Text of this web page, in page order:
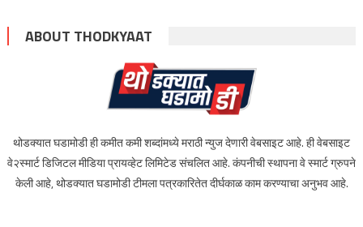
ABOUT THODKYAAT
थोडक्यात घडामोडी ही कमीत कमी शब्दांमध्ये मराठी न्युज देणारी वेबसाइट आहे. ही वेबसाइट
वे२स्मार्ट डिजिटल मीडिया प्रायव्हेट लिमिटेड संचलित आहे. कंपनीची स्थापना वे स्मार्ट ग्रुपने
केली आहे, थोडक्यात घडामोडी टीमला पत्रकारितेत दीर्घकाळ काम करण्याचा अनुभव आहे.